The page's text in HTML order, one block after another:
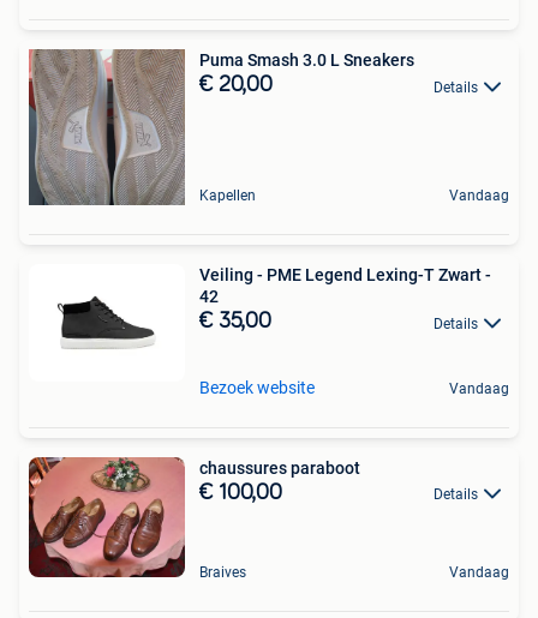
Puma Smash 3.0 L Sneakers
€ 20,00 Details
Kapellen Vandaag
Veiling - PME Legend Lexing-T Zwart -
42
€ 35,00 Details
Bezoek website Vandaag
chaussures paraboot
€ 100,00 Details
Braives Vandaag